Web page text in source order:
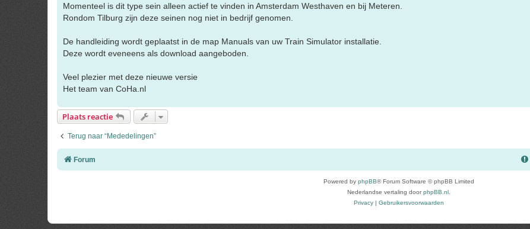
Momenteel is dit type sein alleen actief te vinden in Amsterdam Westhaven en bij Meteren.
Rondom Tilburg zijn deze seinen nog niet in bedrijf genomen.
De handleiding wordt geplaatst in de map Manuals van uw Train Simulator installatie.
Deze wordt eveneens als download aangeboden.
Veel plezier met deze nieuwe versie
Het team van CoHa.nl
Plaats reactie
Terug naar “Mededelingen”
Forum
Powered by phpBB® Forum Software © phpBB Limited
Nederlandse vertaling doorphpBB.nl
Privacy | Gebruikersvoorwaarden